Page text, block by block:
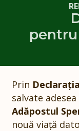
Prin
salvate
Adăpostul
nouă viață